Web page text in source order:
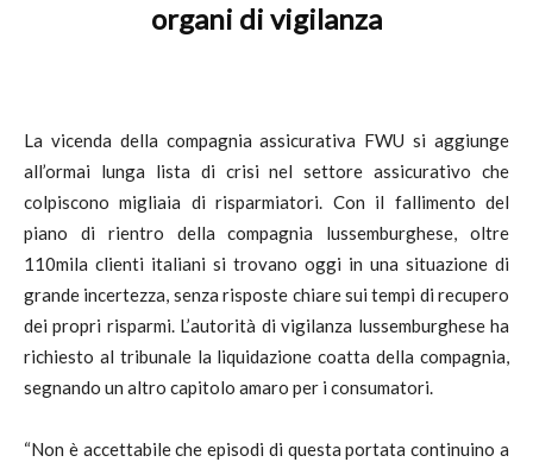
organi di vigilanza
La vicenda della compagnia assicurativa FWU si aggiunge
all’ormai lunga lista di crisi nel settore assicurativo che
colpiscono migliaia di risparmiatori. Con il fallimento del
piano di rientro della compagnia lussemburghese, oltre
110mila clienti italiani si trovano oggi in una situazione di
grande incertezza, senza risposte chiare sui tempi di recupero
dei propri risparmi. L’autorità di vigilanza lussemburghese ha
richiesto al tribunale la liquidazione coatta della compagnia,
segnando un altro capitolo amaro per i consumatori.
“Non è accettabile che episodi di questa portata continuino a